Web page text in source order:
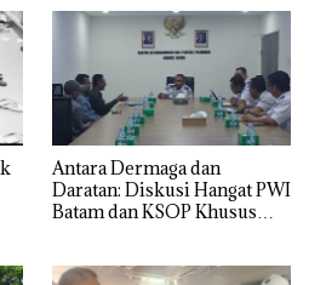
Antara Dermaga dan
Daratan: Diskusi Hangat PWI
Batam dan KSOP Khusus